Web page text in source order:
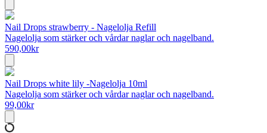
Nail Drops strawberry - Nagelolja Refill
Nagelolja som stärker och vårdar naglar och nagelband.
590,00kr
Nail Drops white lily -Nagelolja 10ml
Nagelolja som stärker och vårdar naglar och nagelband.
99,00kr